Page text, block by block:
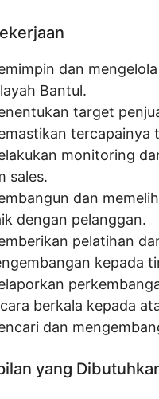
dan
Bantul.
target
tercapainya
monitoring
sales.
dan
dengan pelanggan.
pelatihan
kepada
berkala kepada
dan
yang